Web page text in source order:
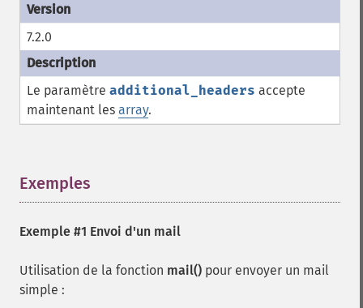
7.2.0
Le paramètre additional_headers accepte
maintenant les array.
Exemples
Exemple #1 Envoi d'un mail
Utilisation de la fonction mail() pour envoyer un mail
simple :